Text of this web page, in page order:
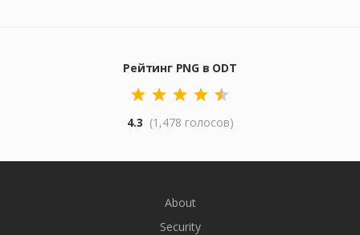
Рейтинг PNG в ODT
4.3 (1,478 голосов)
About
Security